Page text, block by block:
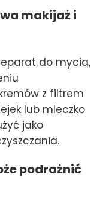
makijaż i
do mycia,
z filtrem
lub mleczko
jako
podrażnić